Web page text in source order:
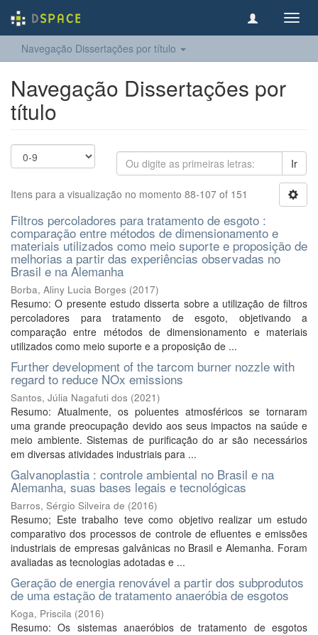
Navegação Dissertações por título
Navegação Dissertações por
título
Ir
Itens para a visualização no momento 88-107 of 151
Filtros percoladores para tratamento de esgoto :
comparação entre métodos de dimensionamento e
materiais utilizados como meio suporte e proposição de
melhorias a partir das experiências observadas no
Brasil e na Alemanha
Borba, Aliny Lucia Borges (2017)
Resumo: O presente estudo disserta sobre a utilização de filtros
percoladores para tratamento de esgoto, objetivando a
comparação entre métodos de dimensionamento e materiais
utilizados como meio suporte e a proposição de ...
Further development of the tarcom burner nozzle with
regard to reduce NOx emissions
Santos, Júlia Nagafuti dos (2021)
Resumo: Atualmente, os poluentes atmosféricos se tornaram
uma grande preocupação devido aos seus impactos na saúde e
meio ambiente. Sistemas de purificação do ar são necessários
em diversas atividades industriais para ...
Galvanoplastia : controle ambiental no Brasil e na
Alemanha, suas bases legais e tecnológicas
Barros, Sérgio Silveira de (2016)
Resumo; Este trabalho teve como objetivo realizar um estudo
comparativo dos processos de controle de efluentes e emissões
industriais de empresas galvânicas no Brasil e Alemanha. Foram
avaliadas as tecnologias adotadas e ...
Geração de energia renovável a partir dos subprodutos
de uma estação de tratamento anaeróbia de esgotos
Koga, Priscila (2016)
Resumo: Os sistemas anaeróbios de tratamento de esgotos